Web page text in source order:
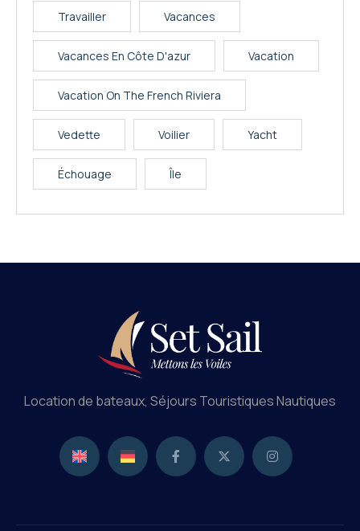
Travailler Vacances
Vacances En Côte D'azur Vacation
Vacation On The French Riviera
Vedette Voilier Yacht
Échouage Île
Location de bateaux, Séjours Touristiques Nautiques